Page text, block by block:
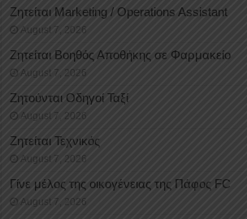
Ζητείται Marketing / Operations Assistant
August 7, 2026
Ζητείται Βοηθός Αποθήκης σε Φαρμακείο
August 7, 2026
Ζητούνται Οδηγοί Ταξί
August 7, 2026
Ζητείται Τεχνικός
August 7, 2026
Γίνε μέλος της οικογένειας της Πάφος FC
August 7, 2026